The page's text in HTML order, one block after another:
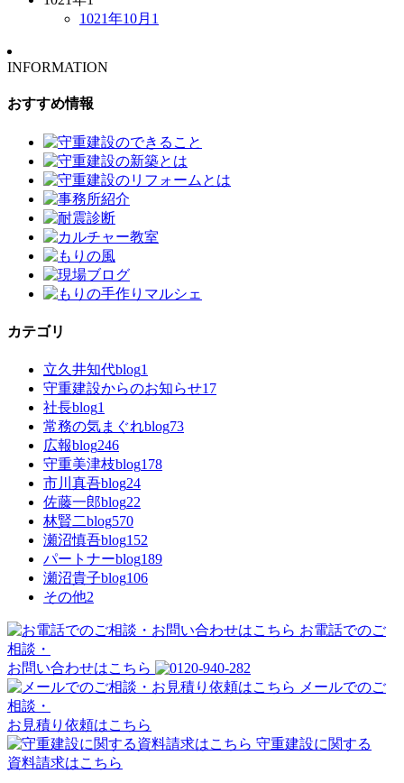
1021年10月 1
INFORMATION
おすすめ情報
カテゴリ
立久井知代blog1
守重建設からのお知らせ17
社長blog1
常務の気まぐれblog73
広報blog246
守重美津枝blog178
市川真吾blog24
佐藤一郎blog22
林賢二blog570
瀬沼慎吾blog152
パートナーblog189
瀬沼貴子blog106
その他2
お電話でのご
相談・
お問い合わせはこちら
メールでのご
相談・
お見積り依頼はこちら
守重建設に関する
資料請求はこちら